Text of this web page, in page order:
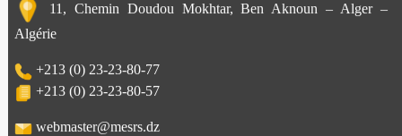
11, Chemin Doudou Mokhtar, Ben Aknoun – Alger –
Algérie
+213 (0) 23-23-80-77
+213 (0) 23-23-80-57
webmaster@mesrs.dz